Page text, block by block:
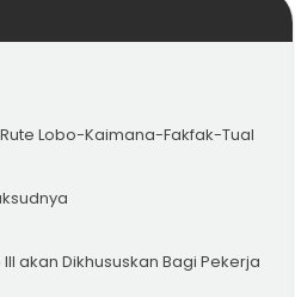
Lobo-Kaimana-Fakfak-Tual
akan Dikhususkan Bagi Pekerja